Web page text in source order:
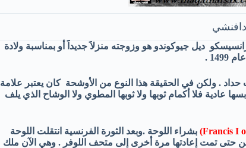
دافنشي
ديل جيوكوندو هو وزوجته منزلاََ جديداََ أو بمناسبة ولادة
. ولكن في الحقيقة هذا النوع من الأوشحة كان يعتبر علامة
عادية فلا أكمام ثوبها ولا ثوبها المطوي ولا الوشاح الذي يلف
Francis I
) بشراء اللوحة .وبعد الثورة الفرنسية انتقلت اللوحة
حتى تمت إعادتها مرة أخرى إلى متحف اللوفر . وهي الآن ملك